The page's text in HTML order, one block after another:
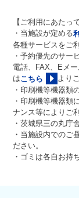
【ご利用にあたっ
・当施設が定める
各種サービスをご
・予約優先のサー
電話、FAX、Eメ
はこちら
より
・印刷機等機器類
・印刷機等機器類
ナンス等によりご
・茨城県三の丸庁
・当施設内でのご
ださい。
・ゴミは各自お持